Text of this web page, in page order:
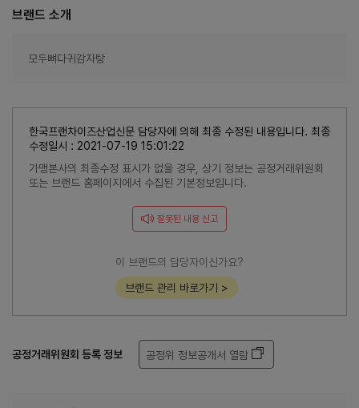
브랜드 소개
모두뼈다귀감자탕
한국프랜차이즈산업신문 담당자에 의해 최종 수정된 내용입니다. 최종
수정일시 : 2021-07-19 15:01:22
가맹본사의 최종수정 표시가 없을 경우, 상기 정보는 공정거래위원회
또는 브랜드 홈페이지에서 수집된 기본정보입니다.
잘못된 내용 신고
이 브랜드의 담당자이신가요?
브랜드 관리 바로가기 >
공정거래위원회 등록 정보 공정위 정보공개서 열람